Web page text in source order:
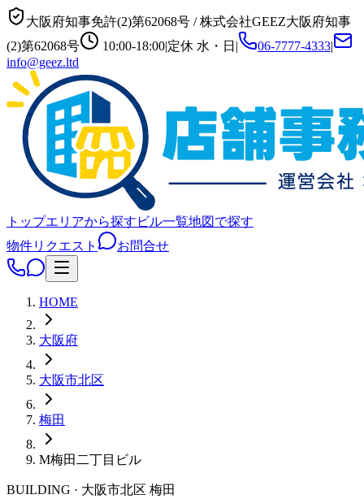
大阪府知事免許(2)第62068号 /株式会社GEEZ大阪府知事
(2)第62068号
10:00-18:00|定休 水・日 | 06-7777-4333|
info@geez.ltd
トップエリアから探す ビル一覧地図で探す
物件リクエスト
お問合せ
HOME
大阪府
大阪市北区
梅田
M梅田二丁目ビル
BUILDING · 大阪市北区 梅田